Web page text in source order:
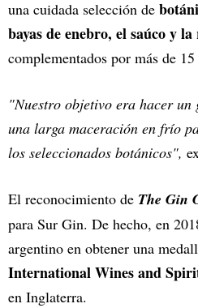
una cuidada selección de
bayas de enebro, el saúco y
complementados por más de
"Nuestro objetivo era hacer un
una larga maceración en frío
los seleccionados botánicos",
El reconocimiento de The Gin
para Sur Gin. De hecho, en
argentino en obtener una
International Wines and
en Inglaterra.